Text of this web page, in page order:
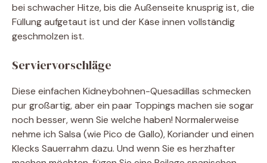
bei schwacher Hitze, bis die Außenseite knusprig ist, die
Füllung aufgetaut ist und der Käse innen vollständig
geschmolzen ist.
Serviervorschläge
Diese einfachen Kidneybohnen-Quesadillas schmecken
pur großartig, aber ein paar Toppings machen sie sogar
noch besser, wenn Sie welche haben! Normalerweise
nehme ich Salsa (wie Pico de Gallo), Koriander und einen
Klecks Sauerrahm dazu. Und wenn Sie es herzhafter